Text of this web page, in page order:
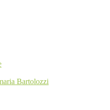
Bartolozzi